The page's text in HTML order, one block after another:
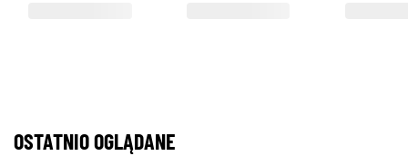
OSTATNIO OGLĄDANE